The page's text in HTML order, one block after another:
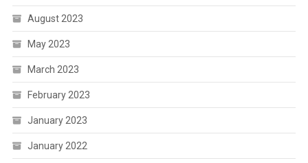
August 2023
May 2023
March 2023
February 2023
January 2023
January 2022